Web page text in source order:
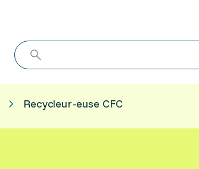
Recycleur-euse CFC